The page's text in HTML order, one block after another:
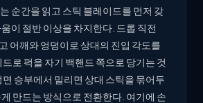
순간을 읽고 스틱 블레이드를 먼저 갖
이 절반 이상을 차지한다. 드롭 직전
어깨와 엉덩이로 상대의 진입 각도를
로 퍽을 자기 백핸드 쪽으로 당기는 것
승부에서 밀리면 상대 스틱을 묶어두
만드는 방식으로 전환한다. 여기에 손